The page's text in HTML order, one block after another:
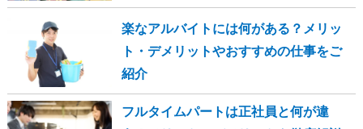
楽なアルバイトには何がある？メリッ
ト・デメリットやおすすめの仕事をご
紹介
フルタイムパートは正社員と何が違